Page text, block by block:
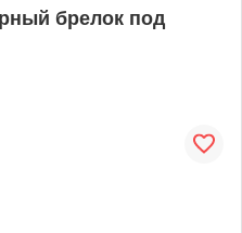
брелок под